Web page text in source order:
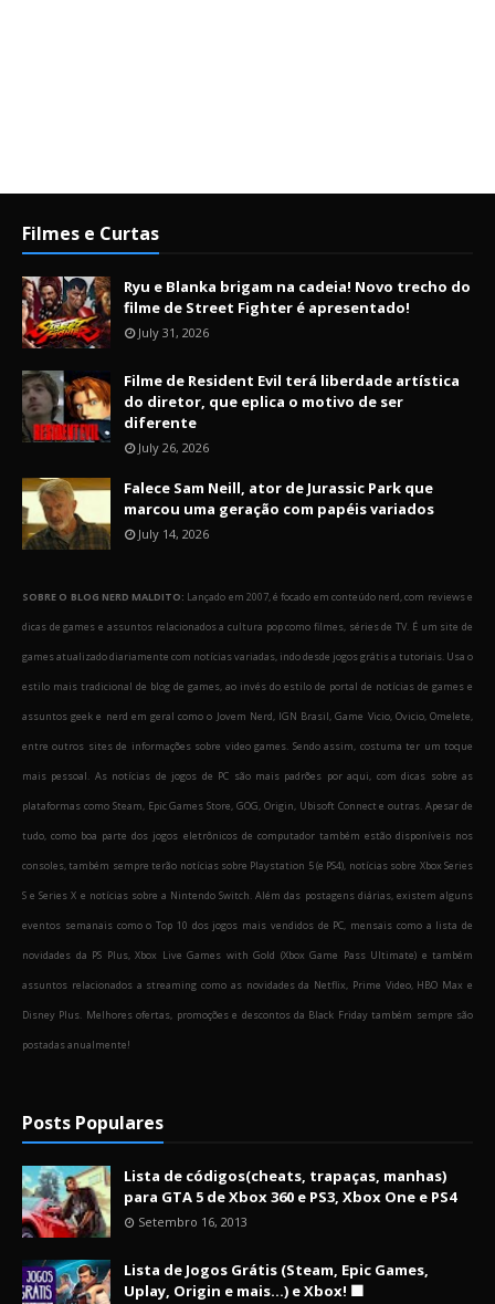
Filmes e Curtas
Ryu e Blanka brigam na cadeia! Novo trecho do
filme de Street Fighter é apresentado!
July 31, 2026
Filme de Resident Evil terá liberdade artística
do diretor, que eplica o motivo de ser
diferente
July 26, 2026
Falece Sam Neill, ator de Jurassic Park que
marcou uma geração com papéis variados
July 14, 2026
SOBRE O BLOG NERD MALDITO: Lançado em 2007, é focado em conteúdo nerd, com reviews e
dicas de games e assuntos relacionados a cultura pop como filmes, séries de TV. É um site de
games atualizado diariamente com notícias variadas, indo desde jogos grátis a tutoriais. Usa o
estilo mais tradicional de blog de games, ao invés do estilo de portal de notícias de games e
assuntos geek e nerd em geral como o Jovem Nerd, IGN Brasil, Game Vicio, Ovicio, Omelete,
entre outros sites de informações sobre video games. Sendo assim, costuma ter um toque
mais pessoal. As notícias de jogos de PC são mais padrões por aqui, com dicas sobre as
plataformas como Steam, Epic Games Store, GOG, Origin, Ubisoft Connect e outras. Apesar de
tudo, como boa parte dos jogos eletrônicos de computador também estão disponíveis nos
consoles, também sempre terão notícias sobre Playstation 5 (e PS4), notícias sobre Xbox Series
S e Series X e notícias sobre a Nintendo Switch. Além das postagens diárias, existem alguns
eventos semanais como o Top 10 dos jogos mais vendidos de PC, mensais como a lista de
novidades da PS Plus, Xbox Live Games with Gold (Xbox Game Pass Ultimate) e também
assuntos relacionados a streaming como as novidades da Netflix, Prime Video, HBO Max e
Disney Plus. Melhores ofertas, promoções e descontos da Black Friday também sempre são
postadas anualmente!
Posts Populares
Lista de códigos(cheats, trapaças, manhas)
para GTA 5 de Xbox 360 e PS3, Xbox One e PS4
Setembro 16, 2013
Lista de Jogos Grátis (Steam, Epic Games,
Uplay, Origin e mais...) e Xbox! 🟩